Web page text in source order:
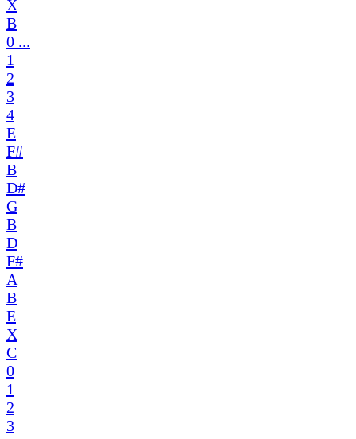
X
B
0 ...
1
2
3
4
E
F#
B
D#
G
B
D
F#
A
B
E
X
C
0
1
2
3